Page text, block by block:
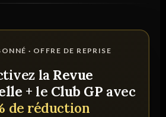
· OFFRE DE REPRISE
la Revue
+ le Club GP avec
de réduction